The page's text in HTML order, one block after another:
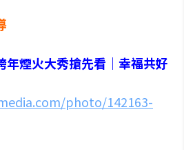
煙火大秀搶先看｜幸福共好
photo/142163-